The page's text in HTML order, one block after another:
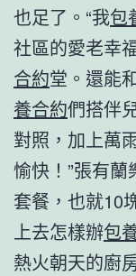
也足了。“我包
社區的愛老幸
合約堂。還能
養合約們搭伴
對照，加上萬
愉快！”張有
套餐，也就10
上去怎樣辦包
熱火朝天的廚